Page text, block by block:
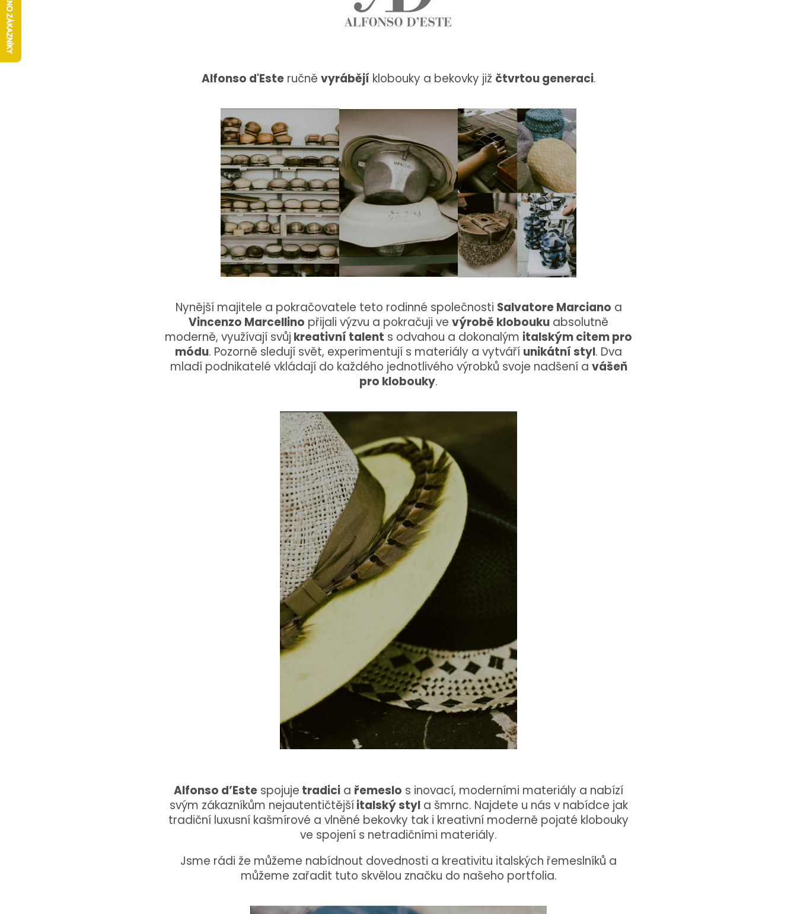
Alfonso d'Esteručně vyrábějí klobouky a bekovky již čtvrtou generaci.
Nynější majitele a pokračovatele teto rodinné společnosti Salvatore Marciano a
Vincenzo Marcellino přijali výzvu a pokračuji ve výrobě klobouku absolutně
moderně, využívají svůj kreativní talent s odvahou a dokonalým italským citem pro
módu. Pozorně sledují svět, experimentují s materiály a vytváří unikátní styl. Dva
mladí podnikatelé vkládají do každého jednotlivého výrobků svoje nadšení a vášeň
pro klobouky.
Alfonso d’Este spojuje tradici a řemeslo s inovací, moderními materiály a nabízí
svým zákazníkům nejautentičtějšíitalský styla šmrnc. Najdete u nás v nabídce jak
tradiční luxusní kašmírové a vlněné bekovky tak i kreativní moderně pojaté klobouky
ve spojení s netradičními materiály.
Jsme rádi že můžeme nabídnout dovednosti a kreativitu italských řemeslníků a
můžeme zařadit tuto skvělou značku do našeho portfolia.